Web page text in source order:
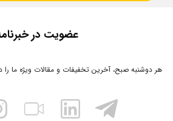
عضویت در
هر دوشنبه صبح، آخرین تخفیفات و مقالات ویژه ما را